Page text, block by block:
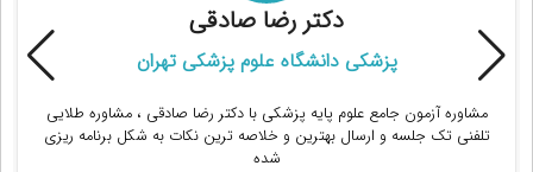
دکتر رضا صادقی
پزشکی دانشگاه علوم پزشکی تهران
مشاوره آزمون جامع علوم پایه پزشکی با دکتر رضا صادقی ، مشاوره طلایی
تلفنی تک جلسه و ارسال بهترین و خلاصه ترین نکات به شکل برنامه ریزی
شده